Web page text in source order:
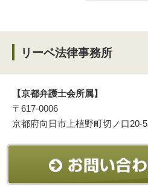
リーベ法律事務所
【京都弁護士会所属】
〒617-0006
京都府向日市上植野町切ノ口20-5